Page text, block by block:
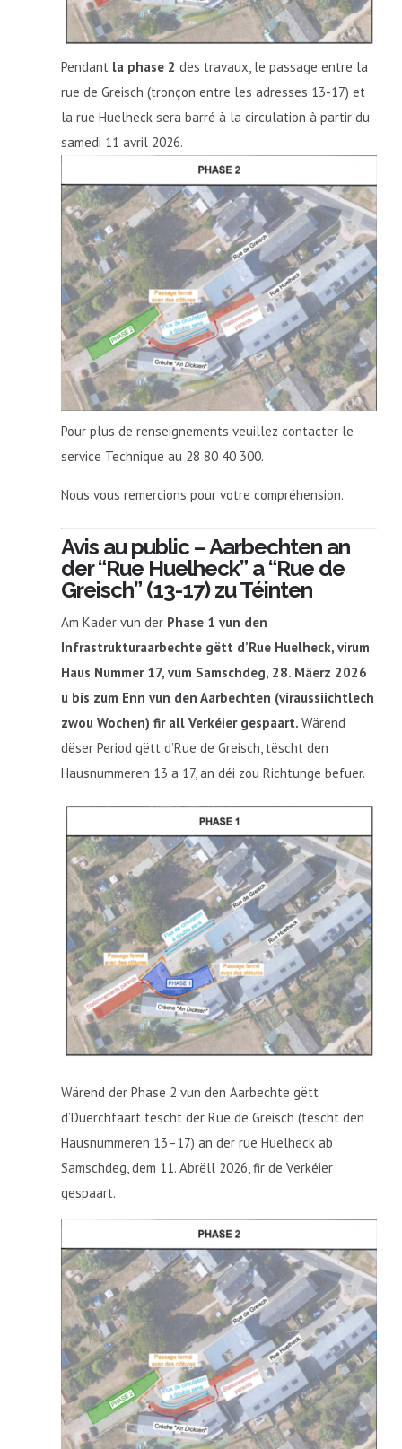
Pendant la phase 2 des travaux, le passage entre la
rue de Greisch (tronçon entre les adresses 13-17) et
la rue Huelheck sera barré à la circulation à partir du
samedi 11 avril 2026.
Pour plus de renseignements veuillez contacter le
service Technique au 28 80 40 300.
Nous vous remercions pour votre compréhension.
Avis au public – Aarbechten an
der “Rue Huelheck” a “Rue de
Greisch” (13-17) zu Téinten
Am Kader vun der Phase 1 vun den
Infrastrukturaarbechte gëtt d’Rue Huelheck, virum
Haus Nummer 17, vum Samschdeg, 28. Mäerz 2026
u bis zum Enn vun den Aarbechten (viraussiichtlech
zwou Wochen) fir all Verkéier gespaart. Wärend
dëser Period gëtt d’Rue de Greisch, tëscht den
Hausnummeren 13 a 17, an déi zou Richtunge befuer.
Wärend der Phase 2 vun den Aarbechte gëtt
d’Duerchfaart tëscht der Rue de Greisch (tëscht den
Hausnummeren 13–17) an der rue Huelheck ab
Samschdeg, dem 11. Abrëll 2026, fir de Verkéier
gespaart.